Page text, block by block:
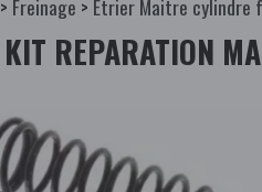
> Freinage > Etrier Maitre cylindre
KIT REPARATION